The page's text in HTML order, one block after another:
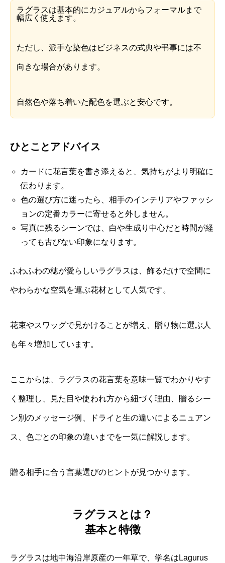
ラグラスは基本的にカジュアルからフォーマルまで
幅広く使えます。
ただし、派手な染色はビジネスの式典や弔事には不
向きな場合があります。
自然色や落ち着いた配色を選ぶと安心です。
ひとことアドバイス
カードに花言葉を書き添えると、気持ちがより明確に
伝わります。
色の選び方に迷ったら、相手のインテリアやファッシ
ョンの定番カラーに寄せると外しません。
写真に残るシーンでは、白や生成り中心だと時間が経
っても古びない印象になります。
ふわふわの穂が愛らしいラグラスは、飾るだけで空間に
やわらかな空気を運ぶ花材として人気です。
花束やスワッグで見かけることが増え、贈り物に選ぶ人
も年々増加しています。
ここからは、ラグラスの花言葉を意味一覧でわかりやす
く整理し、見た目や使われ方から紐づく理由、贈るシー
ン別のメッセージ例、ドライと生の違いによるニュアン
ス、色ごとの印象の違いまでを一気に解説します。
贈る相手に合う言葉選びのヒントが見つかります。
ラグラスとは？
基本と特徴
ラグラスは地中海沿岸原産の一年草で、学名はLagurus